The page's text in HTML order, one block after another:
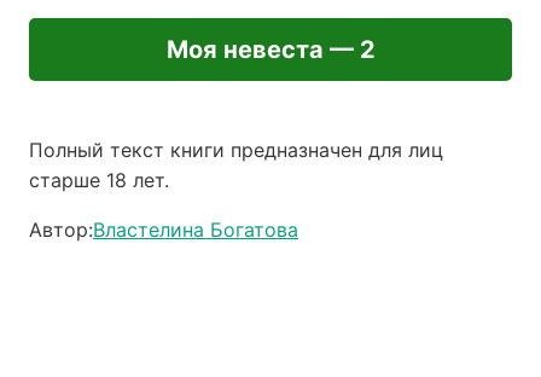
Моя невеста — 2
Полный текст книги предназначен для лиц
старше 18 лет.
Автор:Властелина Богатова